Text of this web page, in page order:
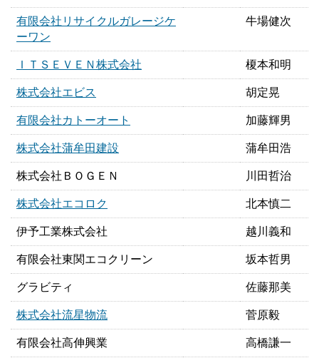
有限会社リサイクルガレージケ
ーワン
牛場健次
ＩＴＳＥＶＥＮ株式会社 榎本和明
株式会社エビス 胡定晃
有限会社カトーオート 加藤輝男
株式会社蒲牟田建設 蒲牟田浩
株式会社ＢＯＧＥＮ 川田哲治
株式会社エコロク 北本慎二
伊予工業株式会社 越川義和
有限会社東関エコクリーン 坂本哲男
グラビティ 佐藤那美
株式会社流星物流 菅原毅
有限会社高伸興業 高橋謙一